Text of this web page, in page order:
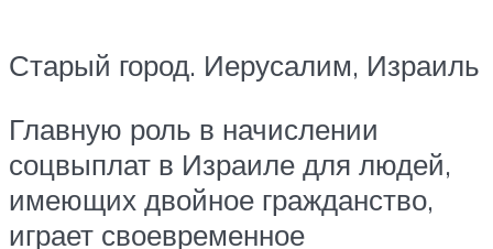
Старый город. Иерусалим, Израиль
Главную роль в начислении
соцвыплат в Израиле для людей,
имеющих двойное гражданство,
играет своевременное